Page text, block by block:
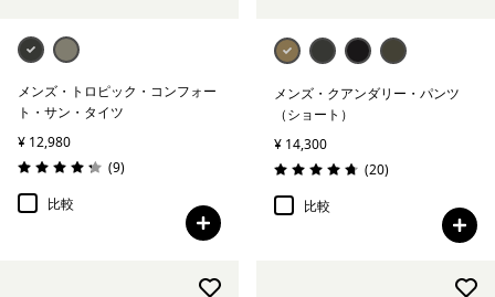
メンズ・トロピック・コンフォー
ト・サン・タイツ
¥ 12,980
評価: 4.2 / 5
(9レビュー
)
比較
メンズ・クアンダリー・パンツ
（ショート）
¥ 14,300
評価: 4.8 / 5
(20レビュー
)
比較